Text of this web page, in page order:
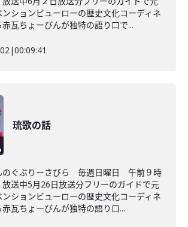
ションビューローの歴史文化コーディネ
瓦ちょーびんが独特の語り口で...
|00:09:41
琉歌の話
のぐぶりーさびら 毎週日曜日 午前９時
送中5月26日放送分フリーのガイドで元
ションビューローの歴史文化コーディネ
瓦ちょーびんが独特の語り口...